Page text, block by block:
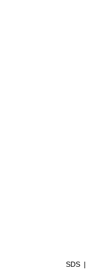
SDS |